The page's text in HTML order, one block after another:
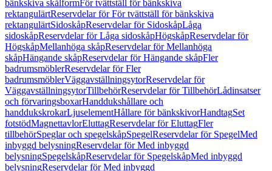
bänkskiva skålformFör tvättställ för bänkskiva
rektangulärtReservdelar för För tvättställ för bänkskiva
rektangulärtSidoskåpReservdelar för SidoskåpLåga
sidoskåpReservdelar för Låga sidoskåpHögskåpReservdelar för
HögskåpMellanhöga skåpReservdelar för Mellanhöga
skåpHängande skåpReservdelar för Hängande skåpFler
badrumsmöblerReservdelar för Fler
badrumsmöblerVäggavställningsytorReservdelar för
VäggavställningsytorTillbehörReservdelar för TillbehörLådinsatser
och förvaringsboxarHanddukshållare och
handdukskrokarLjuselementHållare för bänkskivorHandtagSet
fotstödMagnettavlorEluttagReservdelar för EluttagFler
tillbehörSpeglar och spegelskåpSpegelReservdelar för SpegelMed
inbyggd belysningReservdelar för Med inbyggd
belysningSpegelskåpReservdelar för SpegelskåpMed inbyggd
belysningReservdelar för Med inbyggd